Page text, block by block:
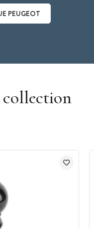
PEUGEOT